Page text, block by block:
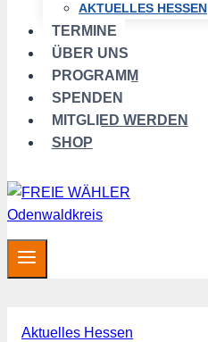
AKTUELLES HESSEN
TERMINE
ÜBER UNS
PROGRAMM
SPENDEN
MITGLIED WERDEN
SHOP
Aktuelles Hessen